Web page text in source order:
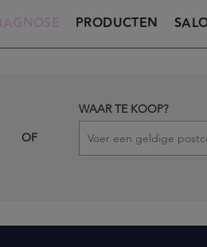
PRODUCTEN
OF
WAAR TE KOOP?